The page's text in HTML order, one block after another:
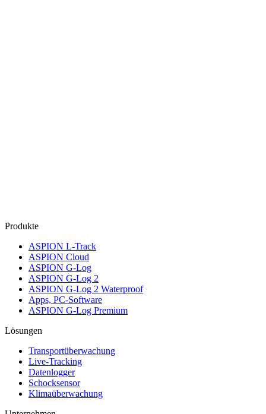
Produkte
ASPION L-Track
ASPION Cloud
ASPION G-Log
ASPION G-Log 2
ASPION G-Log 2 Waterproof
Apps, PC-Software
ASPION G-Log Premium
Lösungen
Transportüberwachung
Live-Tracking
Datenlogger
Schocksensor
Klimaüberwachung